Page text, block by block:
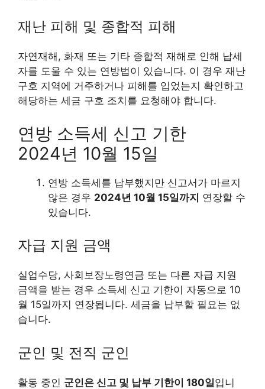
재난 피해 및 종합적 피해
자연재해, 화재 또는 기타 종합적 재해로 인해 납세
자를 도울 수 있는 연방법이 있습니다. 이 경우 재난
구호 지역에 거주하거나 피해를 입었는지 확인하고
해당하는 세금 구호 조치를 요청해야 합니다.
연방 소득세 신고 기한
2024년 10월 15일
연방 소득세를 납부했지만 신고서가 마르지
않은 경우 2024년 10월 15일까지 연장할 수
있습니다.
자급 지원 금액
실업수당, 사회보장노령연금 또는 다른 자급 지원
금액을 받는 경우 소득세 신고 기한이 자동으로 10
월 15일까지 연장됩니다. 세금을 납부할 필요는 없
습니다.
군인 및 전직 군인
활동 중인 군인은 신고 및 납부 기한이 180일입니